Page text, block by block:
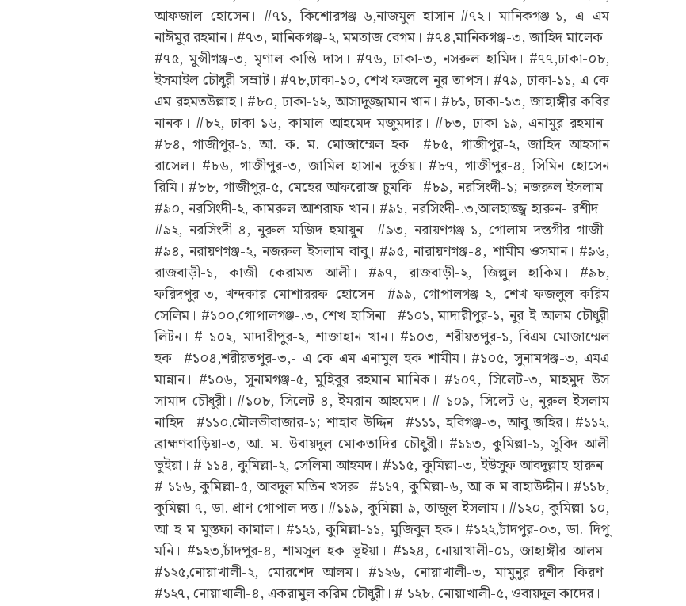
আফজাল হোসেন। #৭১, কিশোরগঞ্জ-৬,নাজমুল হাসান।#৭২। মানিকগঞ্জ-১, এ এম
নাঈমুর রহমান। #৭৩, মানিকগঞ্জ-২, মমতাজ বেগম। #৭৪,মানিকগঞ্জ-৩, জাহিদ মালেক।
#৭৫, মুন্সীগঞ্জ-৩, মৃণাল কান্তি দাস। #৭৬, ঢাকা-৩, নসরুল হামিদ। #৭৭,ঢাকা-০৮,
ইসমাইল চৌধুরী সম্রাট। #৭৮,ঢাকা-১০, শেখ ফজলে নূর তাপস। #৭৯, ঢাকা-১১, এ কে
এম রহমতউল্লাহ। #৮০, ঢাকা-১২, আসাদুজ্জামান খান। #৮১, ঢাকা-১৩, জাহাঙ্গীর কবির
নানক। #৮২, ঢাকা-১৬, কামাল আহমেদ মজুমদার। #৮৩, ঢাকা-১৯, এনামুর রহমান।
#৮৪, গাজীপুর-১, আ. ক. ম. মোজাম্মেল হক। #৮৫, গাজীপুর-২, জাহিদ আহসান
রাসেল। #৮৬, গাজীপুর-৩, জামিল হাসান দুর্জয়। #৮৭, গাজীপুর-৪, সিমিন হোসেন
রিমি। #৮৮, গাজীপুর-৫, মেহের আফরোজ চুমকি। #৮৯, নরসিংদী-১; নজরুল ইসলাম।
#৯০, নরসিংদী-২, কামরুল আশরাফ খান। #৯১, নরসিংদী-.৩,আলহাজ্জ্ব হারুন- রশীদ ।
#৯২, নরসিংদী-৪, নুরুল মজিদ হুমায়ুন। #৯৩, নরায়ণগঞ্জ-১, গোলাম দস্তগীর গাজী।
#৯৪, নরায়ণগঞ্জ-২, নজরুল ইসলাম বাবু। #৯৫, নারায়ণগঞ্জ-৪, শামীম ওসমান। #৯৬,
রাজবাড়ী-১, কাজী কেরামত আলী। #৯৭, রাজবাড়ী-২, জিল্লুল হাকিম। #৯৮,
ফরিদপুর-৩, খন্দকার মোশাররফ হোসেন। #৯৯, গোপালগঞ্জ-২, শেখ ফজলুল করিম
সেলিম। #১০০,গোপালগঞ্জ-.৩, শেখ হাসিনা। #১০১, মাদারীপুর-১, নুর ই আলম চৌধুরী
লিটন। # ১০২, মাদারীপুর-২, শাজাহান খান। #১০৩, শরীয়তপুর-১, বিএম মোজাম্মেল
হক। #১০৪,শরীয়তপুর-৩,- এ কে এম এনামুল হক শামীম। #১০৫, সুনামগঞ্জ-৩, এমএ
মান্নান। #১০৬, সুনামগঞ্জ-৫, মুহিবুর রহমান মানিক। #১০৭, সিলেট-৩, মাহমুদ উস
সামাদ চৌধুরী। #১০৮, সিলেট-৪, ইমরান আহমেদ। # ১০৯, সিলেট-৬, নুরুল ইসলাম
নাহিদ। #১১০,মৌলভীবাজার-১; শাহাব উদ্দিন। #১১১, হবিগঞ্জ-৩, আবু জহির। #১১২,
ব্রাহ্মণবাড়িয়া-৩, আ. ম. উবায়দুল মোকতাদির চৌধুরী। #১১৩, কুমিল্লা-১, সুবিদ আলী
ভূইয়া। # ১১৪, কুমিল্লা-২, সেলিমা আহমদ। #১১৫, কুমিল্লা-৩, ইউসুফ আবদুল্লাহ হারুন।
# ১১৬, কুমিল্লা-৫, আবদুল মতিন খসরু। #১১৭, কুমিল্লা-৬, আ ক ম বাহাউদ্দীন। #১১৮,
কুমিল্লা-৭, ডা. প্রাণ গোপাল দত্ত। #১১৯, কুমিল্লা-৯, তাজুল ইসলাম। #১২০, কুমিল্লা-১০,
আ হ ম মুস্তফা কামাল। #১২১, কুমিল্লা-১১, মুজিবুল হক। #১২২,চাঁদপুর-০৩, ডা. দিপু
মনি। #১২৩,চাঁদপুর-৪, শামসুল হক ভূইয়া। #১২৪, নোয়াখালী-০১, জাহাঙ্গীর আলম।
#১২৫,নোয়াখালী-২, মোরশেদ আলম। #১২৬, নোয়াখালী-৩, মামুনুর রশীদ কিরণ।
#১২৭, নোয়াখালী-৪, একরামুল করিম চৌধুরী। # ১২৮, নোয়াখালী-৫, ওবায়দুল কাদের।